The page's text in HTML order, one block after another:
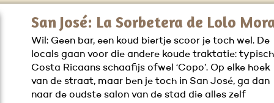
San José: La Sorbetera de Lolo
Wil: Geen bar, een koud biertje scoor je toch wel. De
locals gaan voor die andere koude traktatie: typisch
Costa Ricaans schaafijs ofwel ‘Copo’. Op elke hoek
van de straat, maar ben je toch in San José, ga dan
naar de oudste salon van de stad die alles zelf